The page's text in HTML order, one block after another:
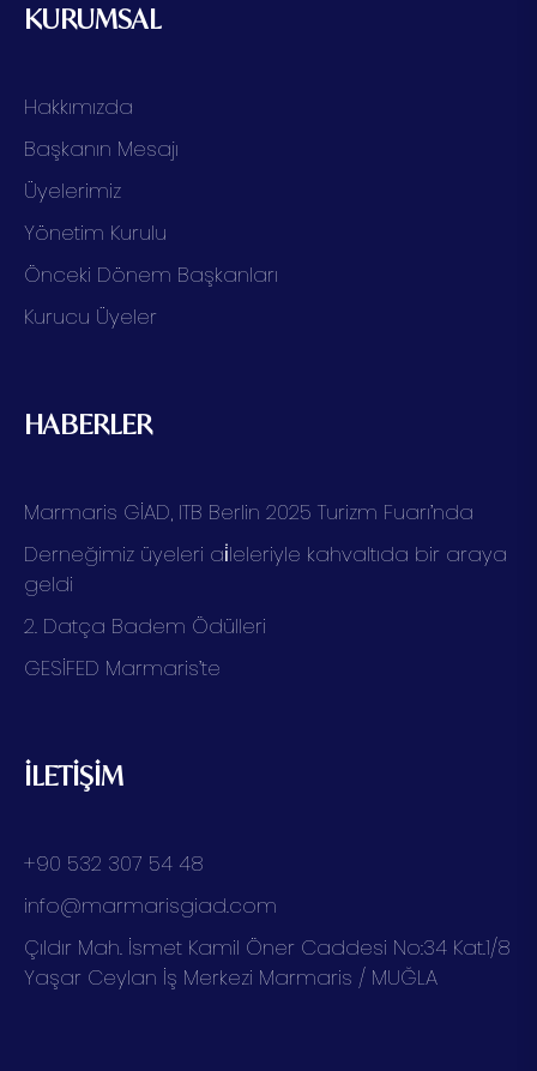
KURUMSAL
Hakkımızda
Başkanın Mesajı
Üyelerimiz
Yönetim Kurulu
Önceki Dönem Başkanları
Kurucu Üyeler
HABERLER
Marmaris GİAD, ITB Berlin 2025 Turizm Fuarı’nda
Derneğimiz üyeleri ai̇leleriyle kahvaltıda bir araya
geldi
2. Datça Badem Ödülleri
GESİFED Marmaris’te
İLETİŞİM
+90 532 307 54 48
info@marmarisgiad.com
Çıldır Mah. İsmet Kamil Öner Caddesi No:34 Kat.1/8
Yaşar Ceylan İş Merkezi Marmaris / MUĞLA